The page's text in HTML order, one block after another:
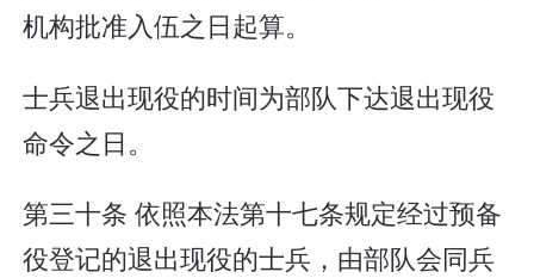
机构批准入伍之日起算。
士兵退出现役的时间为部队下达退出现役
命令之日。
第三十条 依照本法第十七条规定经过预备
役登记的退出现役的士兵，由部队会同兵